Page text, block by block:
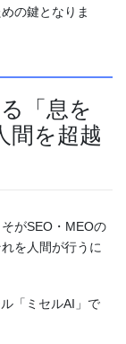
の鍵となりま
「息を
間を超越
がSEO・MEOの
を人間が行うに
「ミセルAI」で